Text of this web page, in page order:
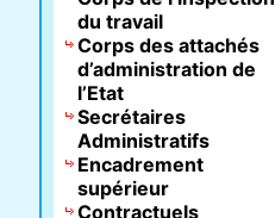
du travail
Corps des attachés
d’administration de
l’Etat
Secrétaires
Administratifs
Encadrement
supérieur
Contractuels